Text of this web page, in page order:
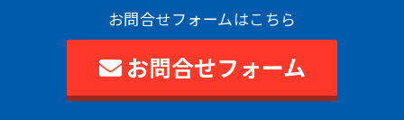
お問合せフォームはこちら
お問合せフォーム